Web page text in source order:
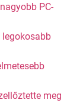
PC-
legokosabb
meg